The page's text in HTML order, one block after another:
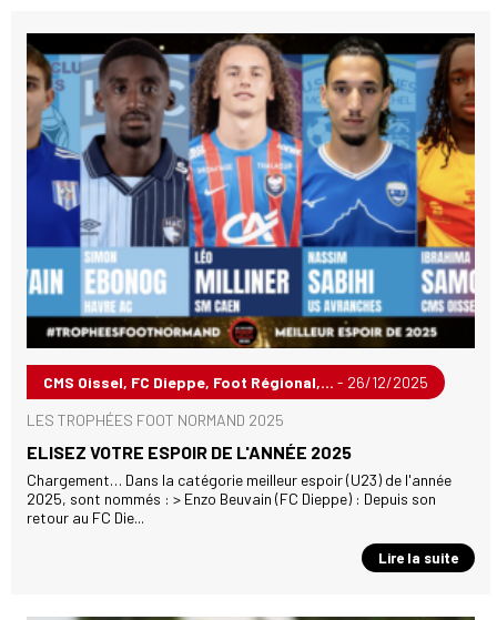
CMS Oissel, FC Dieppe, Foot Régional,... - 26/12/2025
LES TROPHÉES FOOT NORMAND 2025
ELISEZ VOTRE ESPOIR DE L'ANNÉE 2025
Chargement… Dans la catégorie meilleur espoir (U23) de l'année
2025, sont nommés : > Enzo Beuvain (FC Dieppe) : Depuis son
retour au FC Die...
Lire la suite